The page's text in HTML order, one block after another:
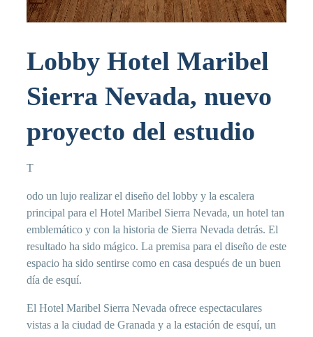
Lobby Hotel Maribel
Sierra Nevada, nuevo
proyecto del estudio
T
odo un lujo realizar el diseño del lobby y la escalera
principal para el Hotel Maribel Sierra Nevada, un hotel tan
emblemático y con la historia de Sierra Nevada detrás. El
resultado ha sido mágico. La premisa para el diseño de este
espacio ha sido sentirse como en casa después de un buen
día de esquí.
El Hotel Maribel Sierra Nevada ofrece espectaculares
vistas a la ciudad de Granada y a la estación de esquí, un